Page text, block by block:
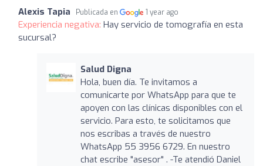
Alexis Tapia Publicada en 1 year ago
Experiencia negativa: Hay servicio de tomografía en esta
sucursal?
Salud Digna
Hola, buen día. Te invitamos a
comunicarte por WhatsApp para que te
apoyen con las clínicas disponibles con el
servicio. Para esto, te solicitamos que
nos escribas a través de nuestro
WhatsApp 55 3956 6729. En nuestro
chat escribe "asesor" . -Te atendió Daniel